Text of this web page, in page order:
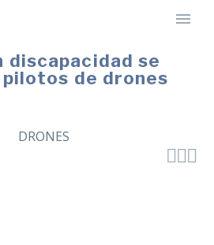
discapacidad se
de drones
